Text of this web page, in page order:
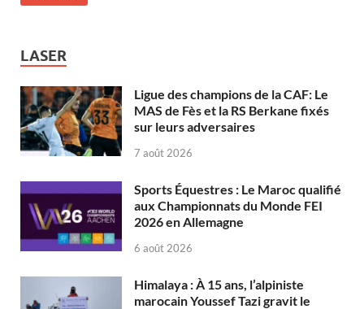
LASER
Ligue des champions de la CAF: Le
MAS de Fès et la RS Berkane fixés
sur leurs adversaires
7 août 2026
Sports Équestres : Le Maroc qualifié
aux Championnats du Monde FEI
2026 en Allemagne
6 août 2026
Himalaya : À 15 ans, l’alpiniste
marocain Youssef Tazi gravit le